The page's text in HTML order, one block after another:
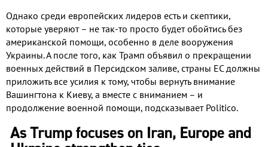
Однако среди европейских лидеров есть и скептики,
которые уверяют – не так-то просто будет обойтись без
американской помощи, особенно в деле вооружения
Украины.А после того, как Трамп объявил о прекращении
военных действий в Персидском заливе, страны ЕС должны
приложить все усилия к тому, чтобы вернуть внимание
Вашингтона к Киеву, а вместе с вниманием – и
продолжение военной помощи, подсказывает Politico.